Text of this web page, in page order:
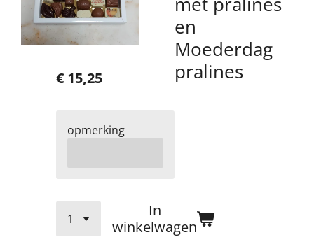
en
Moederdag
pralines
€ 15,25
opmerking
In
winkelwagen